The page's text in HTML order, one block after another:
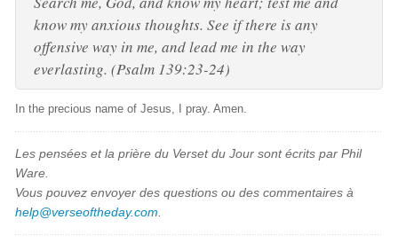
know my anxious thoughts. See if there is any
offensive way in me, and lead me in the way
everlasting. (Psalm 139:23-24)
In the precious name of Jesus, I pray. Amen.
Les pensées et la prière du Verset du Jour sont écrits par Phil
Ware.
Vous pouvez envoyer des questions ou des commentaires à
help@verseoftheday.com